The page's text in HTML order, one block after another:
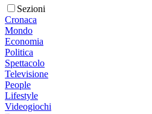
Sezioni
Cronaca
Mondo
Economia
Politica
Spettacolo
Televisione
People
Lifestyle
Videogiochi